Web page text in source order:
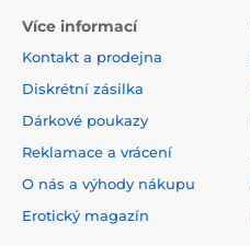
Více informací
Kontakt a prodejna
Diskrétní zásilka
Dárkové poukazy
Reklamace a vrácení
O nás a výhody nákupu
Erotický magazín